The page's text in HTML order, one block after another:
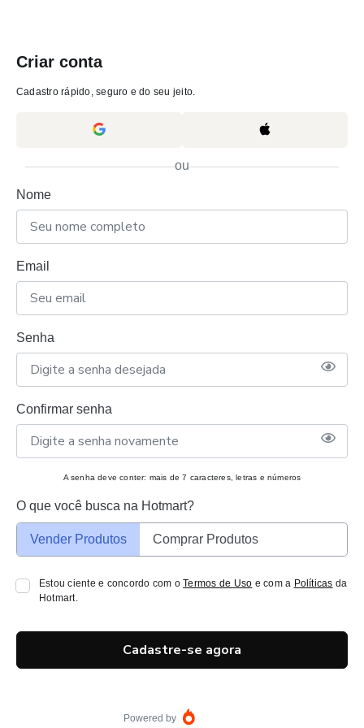
Criar conta
Cadastro rápido, seguro e do seu jeito.
ou
Nome
Email
Senha
Confirmar senha
A senha deve conter: mais de 7 caracteres, letras e números
O que você busca na Hotmart?
Vender Produtos Comprar Produtos
Estou ciente e concordo com oTermos de Uso e com a Políticas da
Hotmart.
Cadastre-se agora
Powered by